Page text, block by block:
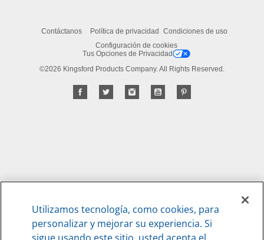
Contáctanos Política de privacidad Condiciones de uso
Configuración de cookies
Tus Opciones de Privacidad
©2026 Kingsford Products Company. All Rights Reserved.
Utilizamos tecnología, como cookies, para
personalizar y mejorar su experiencia. Si